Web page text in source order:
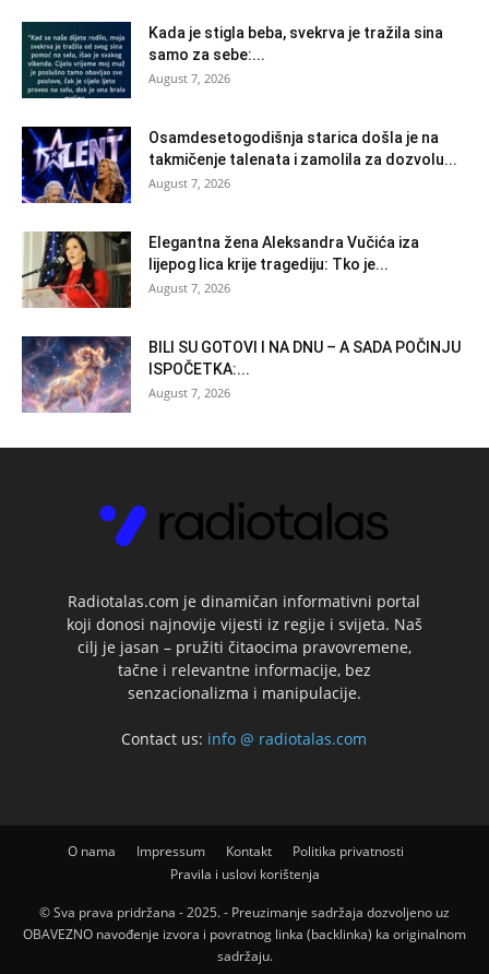
Kada je stigla beba, svekrva je tražila sina
samo za sebe:...
August 7, 2026
Osamdesetogodišnja starica došla je na
takmičenje talenata i zamolila za dozvolu...
August 7, 2026
Elegantna žena Aleksandra Vučića iza
lijepog lica krije tragediju: Tko je...
August 7, 2026
BILI SU GOTOVI I NA DNU – A SADA POČINJU
ISPOČETKA:...
August 7, 2026
Radiotalas.com je dinamičan informativni portal
koji donosi najnovije vijesti iz regije i svijeta. Naš
cilj je jasan – pružiti čitaocima pravovremene,
tačne i relevantne informacije, bez
senzacionalizma i manipulacije.
Contact us: info @ radiotalas.com
O nama Impressum Kontakt
Politika privatnosti
Pravila i uslovi korištenja
© Sva prava pridržana - 2025. - Preuzimanje sadržaja dozvoljeno uz
OBAVEZNO navođenje izvora i povratnog linka (backlinka) ka originalnom
sadržaju.